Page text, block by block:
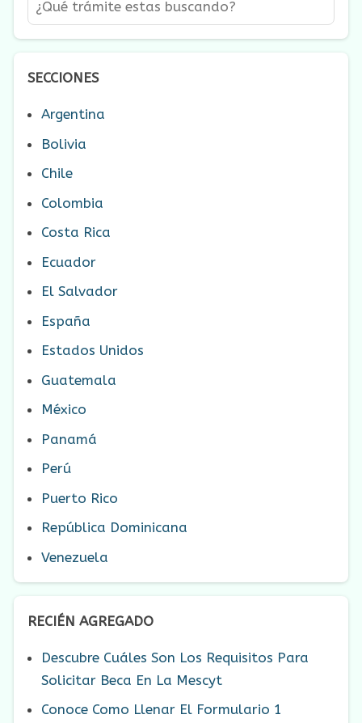
SECCIONES
Argentina
Bolivia
Chile
Colombia
Costa Rica
Ecuador
El Salvador
España
Estados Unidos
Guatemala
México
Panamá
Perú
Puerto Rico
República Dominicana
Venezuela
RECIÉN AGREGADO
Descubre Cuáles Son Los Requisitos Para
Solicitar Beca En La Mescyt
Conoce Como Llenar El Formulario 1